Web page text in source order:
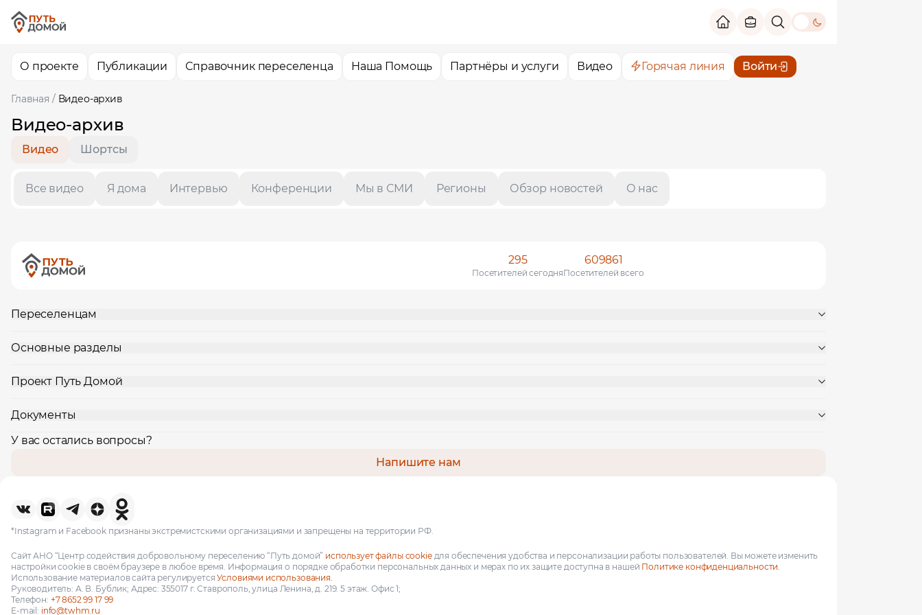
theme switch
О проекте Публикации Справочник переселенца Наша Помощь Партнёры и услуги Видео Горячая линия Войти
Главная / Видео-архив
Видео-архив
Видео Шортсы
Все видео Я дома Интервью Конференции Мы в СМИ Регионы Обзор новостей О нас
295
Посетителей сегодня
609861
Посетителей всего
Переселенцам
Основные разделы
Проект Путь Домой
Документы
У вас остались вопросы?
Напишите нам
*Instagram и Facebook признаны экстремистскими организациями и запрещены на территории РФ.
Сайт АНО “Центр содействия добровольному переселению “Путь домой” использует файлы cookieдля обеспечения удобства и персонализации работы пользователей. Вы можете изменить
настройки cookie в своём браузере в любое время. Информация о порядке обработки персональных данных и мерах по их защите доступна в нашей Политике конфиденциальности.
Использование материалов сайта регулируетсяУсловиями использования.
Руководитель: А. В. Бублик; Адрес: 355017 г. Ставрополь, улица Ленина, д. 219. 5 этаж. Офис 1;
Телефон: +7 8652 99 17 99
E-mail: info@twhm.ru
Оставьте заявку и мы подберем вам доступные варианты трудоустройства в интересующей